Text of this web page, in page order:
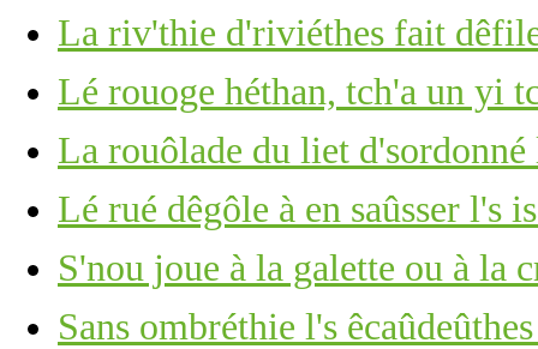
La riv'thie d'riviéthes fait
Lé rouoge héthan, tch'a un yi
La rouôlade du liet d'sordonné
Lé rué dêgôle à en saûsser l's
S'nou joue à la galette ou à la
Sans ombréthie l's